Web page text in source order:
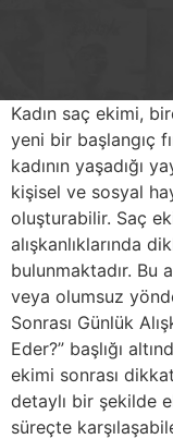
Kadın saç ekimi,
yeni bir başlangıç
kadının yaşadığı
kişisel ve sosyal
oluşturabilir. Saç
alışkanlıklarında
bulunmaktadır. Bu
veya olumsuz
Sonrası Günlük
Eder?” başlığı
ekimi sonrası
detaylı bir şekilde
süreçte